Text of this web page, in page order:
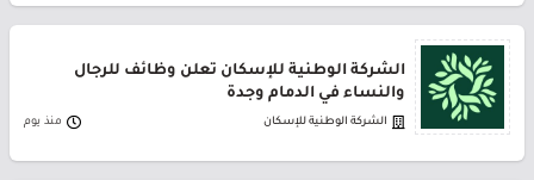
الشركة الوطنية للإسكان تعلن وظائف للرجال
والنساء في الدمام وجدة
الشركة الوطنية للإسكان منذ يوم